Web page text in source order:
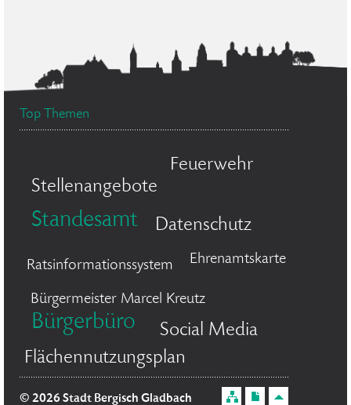
Top Themen
Stellenangebote
Feuerwehr
Standesamt Datenschutz
Ratsinformationssystem Ehrenamtskarte
Bürgermeister Marcel Kreutz
Bürgerbüro
Social Media
Flächennutzungsplan
© 2026 Stadt Bergisch Gladbach